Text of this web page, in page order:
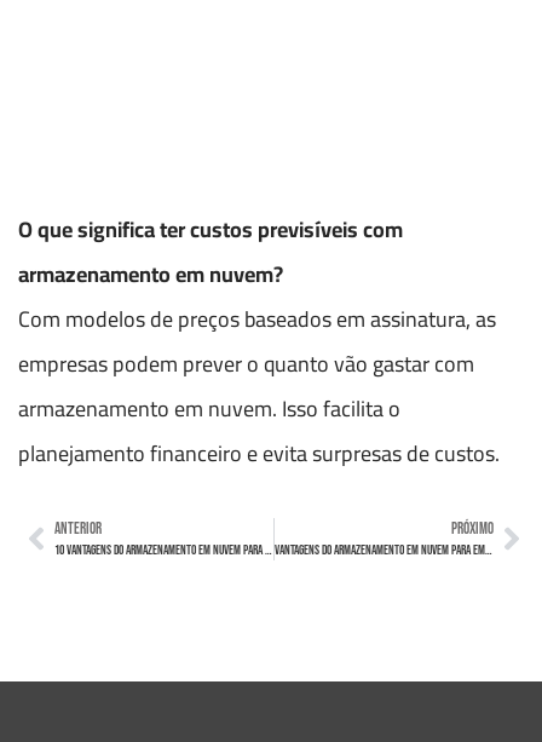
O que significa ter custos previsíveis com
armazenamento em nuvem?
Com modelos de preços baseados em assinatura, as
empresas podem prever o quanto vão gastar com
armazenamento em nuvem. Isso facilita o
planejamento financeiro e evita surpresas de custos.
ANTERIOR
10 vantagens do Armazenamento em Nuvem para Empresas em relação à mobilidade
PRÓXIMO
Vantagens do Armazenamento em Nuvem para Empresas em termos de escalabilidade